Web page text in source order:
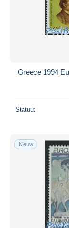
Greece 1994
Statuut
Nieuw